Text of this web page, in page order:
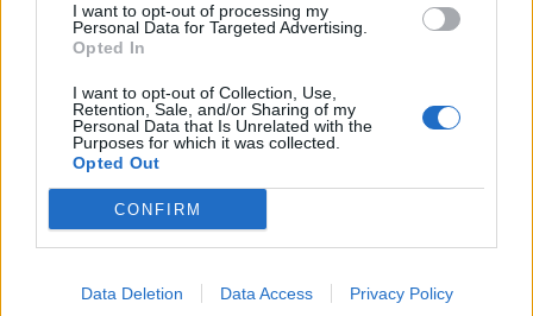
I want to opt-out of processing my
Personal Data for Targeted Advertising.
Opted In
I want to opt-out of Collection, Use,
Retention, Sale, and/or Sharing of my
Personal Data that Is Unrelated with the
Purposes for which it was collected.
Opted Out
CONFIRM
Data Deletion Data Access Privacy Policy